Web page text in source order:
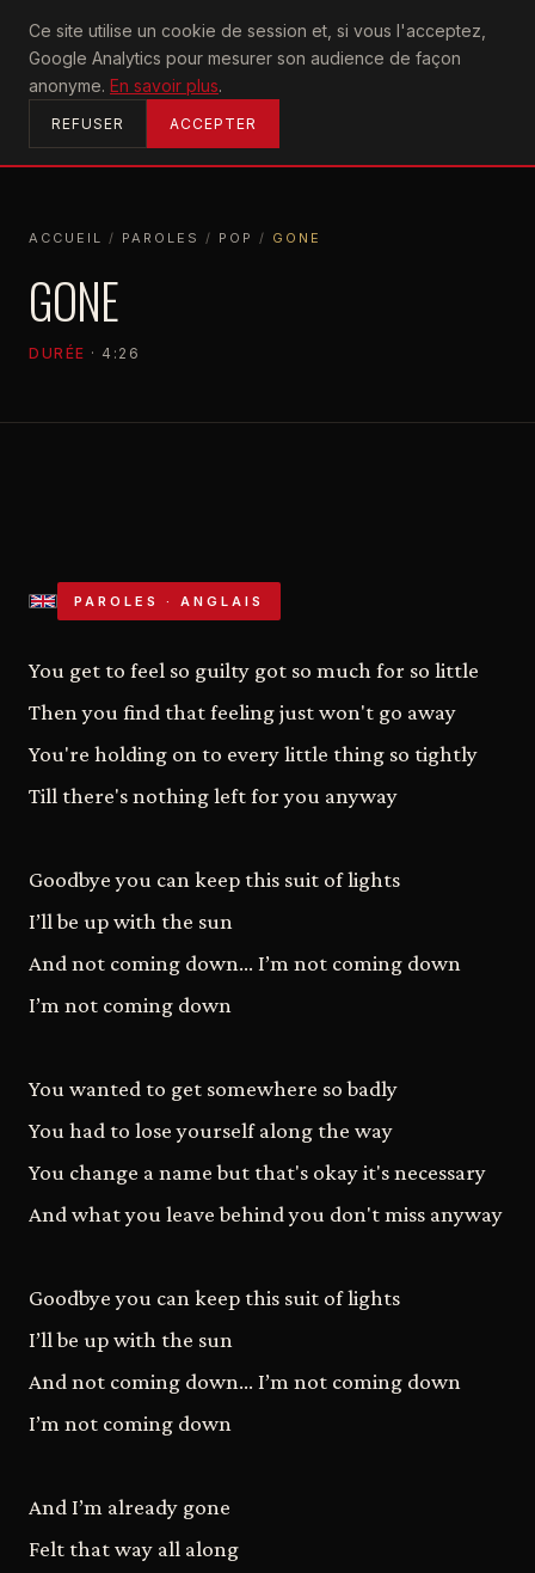
Ce site utilise un cookie de session et, si vous l'acceptez,
Google Analytics pour mesurer son audience de façon
anonyme. En savoir plus.
REFUSER ACCEPTER
U2achtung
ACCUEIL
ACCUEIL / PAROLES / POP / GONE
GONE
DURÉE · 4:26
PAROLES · ANGLAIS
You get to feel so guilty got so much for so little
Then you find that feeling just won't go away
You're holding on to every little thing so tightly
Till there's nothing left for you anyway
Goodbye you can keep this suit of lights
I’ll be up with the sun
And not coming down… I’m not coming down
I’m not coming down
You wanted to get somewhere so badly
You had to lose yourself along the way
You change a name but that's okay it's necessary
And what you leave behind you don't miss anyway
Goodbye you can keep this suit of lights
I’ll be up with the sun
And not coming down… I’m not coming down
I’m not coming down
And I’m already gone
Felt that way all along